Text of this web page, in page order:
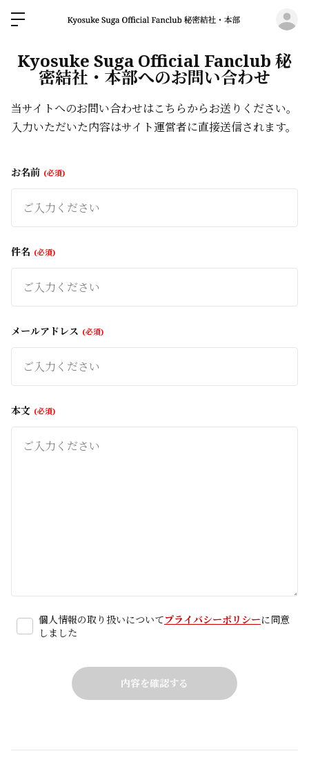
Kyosuke Suga Official Fanclub 秘
密結社・本部へのお問い合わせ
当サイトへのお問い合わせはこちらからお送りください。
入力いただいた内容はサイト運営者に直接送信されます。
お名前 必須
件名 必須
メールアドレス 必須
本文 必須
個人情報の取り扱いについてプライバシーポリシーに同意
しました